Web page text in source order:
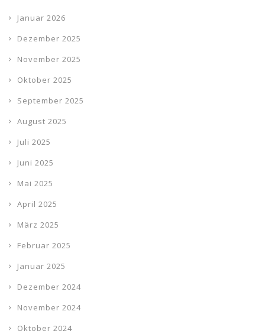
Januar 2026
Dezember 2025
November 2025
Oktober 2025
September 2025
August 2025
Juli 2025
Juni 2025
Mai 2025
April 2025
März 2025
Februar 2025
Januar 2025
Dezember 2024
November 2024
Oktober 2024